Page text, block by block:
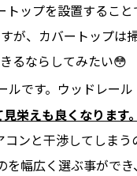
ップを設置するこ
が、カバートップは
るならしてみたい😳
です。ウッドレー
栄えも良くなります
ンと干渉してしま
幅広く選ぶ事がで